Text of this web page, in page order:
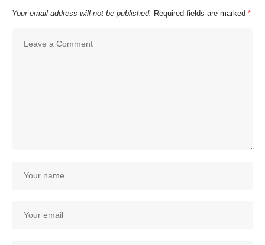
Your email address will not be published. Required fields are marked *